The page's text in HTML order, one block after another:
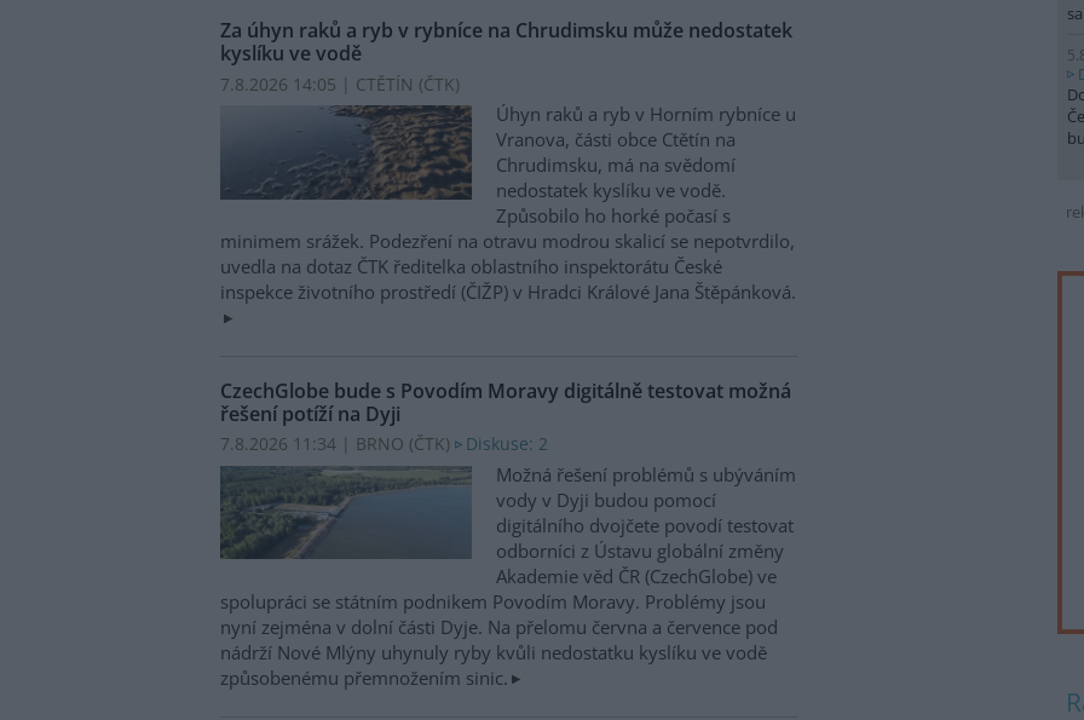
Za úhyn raků a ryb v rybníce na Chrudimsku může nedostatek
kyslíku ve vodě
7.8.2026 14:05 | CTĚTÍN (ČTK)
Úhyn raků a ryb v Horním rybníce u
Vranova, části obce Ctětín na
Chrudimsku, má na svědomí
nedostatek kyslíku ve vodě.
Způsobilo ho horké počasí s
minimem srážek. Podezření na otravu modrou skalicí se nepotvrdilo,
uvedla na dotaz ČTK ředitelka oblastního inspektorátu České
inspekce životního prostředí (ČIŽP) v Hradci Králové Jana Štěpánková.
CzechGlobe bude s Povodím Moravy digitálně testovat možná
řešení potíží na Dyji
7.8.2026 11:34 | BRNO (ČTK) Diskuse: 2
Možná řešení problémů s ubýváním
vody v Dyji budou pomocí
digitálního dvojčete povodí testovat
odborníci z Ústavu globální změny
Akademie věd ČR (CzechGlobe) ve
spolupráci se státním podnikem Povodím Moravy. Problémy jsou
nyní zejména v dolní části Dyje. Na přelomu června a července pod
nádrží Nové Mlýny uhynuly ryby kvůli nedostatku kyslíku ve vodě
způsobenému přemnožením sinic.